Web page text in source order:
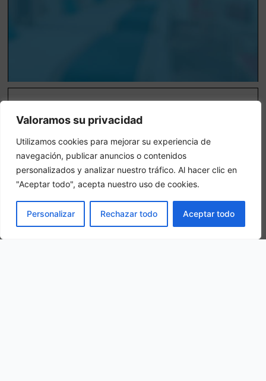
Valoramos su privacidad
Utilizamos cookies para mejorar su experiencia de
navegación, publicar anuncios o contenidos
personalizados y analizar nuestro tráfico. Al hacer clic en
"Aceptar todo", acepta nuestro uso de cookies.
Personalizar Rechazar todo Aceptar todo
In una camera tripla, 3 adulti alloggiano nella stessa stanza
La nostra ubicazione
PRENOTA